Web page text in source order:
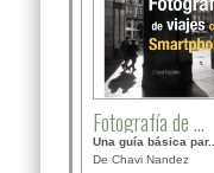
Fotografía de ...
Una guía básica par...
De Chavi Nandez